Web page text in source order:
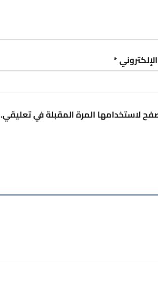
الإلكتروني*
لاستخدامها المرة المقبلة في تعليقي.